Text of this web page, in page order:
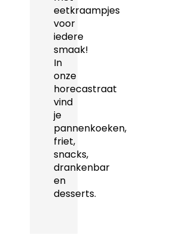
eetkraampjes
voor
iedere
smaak!
In
onze
horecastraat
vind
je
pannenkoeken,
friet,
snacks,
drankenbar
en
desserts.